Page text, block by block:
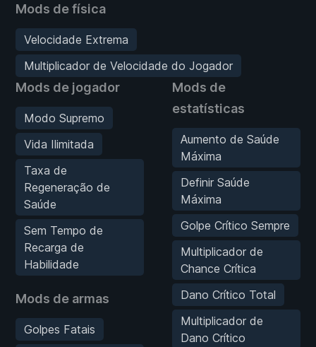
Mods de física
Velocidade Extrema
Multiplicador de Velocidade do Jogador
Mods de jogador
Modo Supremo
Vida Ilimitada
Taxa de
Regeneração de
Saúde
Sem Tempo de
Recarga de
Habilidade
Mods de armas
Golpes Fatais
Mods de
estatísticas
Aumento de Saúde
Máxima
Definir Saúde
Máxima
Golpe Crítico Sempre
Multiplicador de
Chance Crítica
Dano Crítico Total
Multiplicador de
Dano Crítico